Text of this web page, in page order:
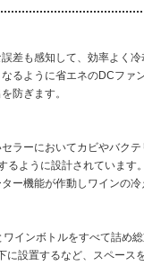
も感知して、効率よく冷
るように省エネのDCファ
防ぎます。
ーにおいてカビやバク
ように設計されています。
ー機能が作動しワインの冷
インボトルをすべて詰め
設置するなど、スペー